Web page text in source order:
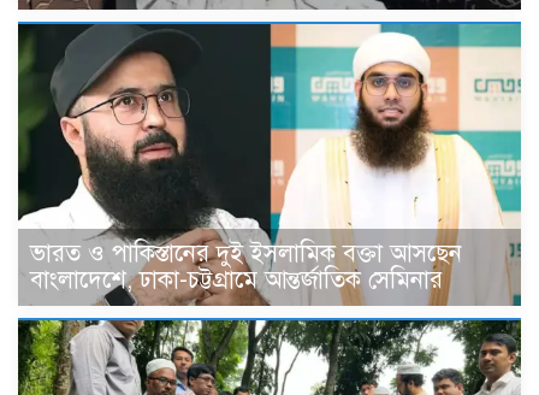
ভারত ও পাকিস্তানের দুই ইসলামিক বক্তা আসছেন
বাংলাদেশে, ঢাকা-চট্টগ্রামে আন্তর্জাতিক সেমিনার